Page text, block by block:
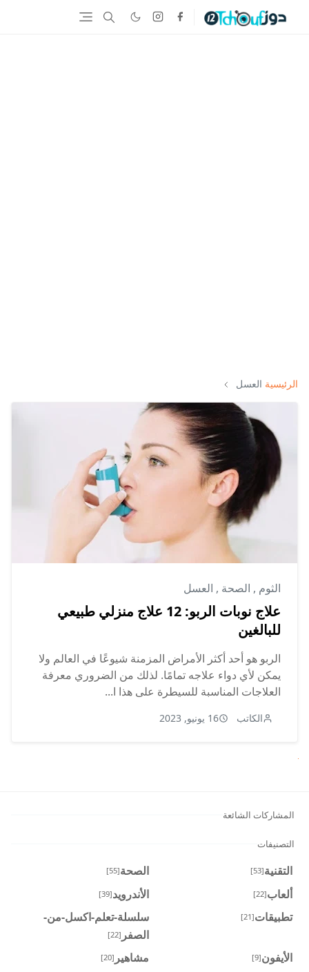
الرئيسية العسل
الثوم , الصحة , العسل
علاج نوبات الربو: 12 علاج منزلي طبيعي
للبالغين
الربو هو أحد أكثر الأمراض المزمنة شيوعًا في العالم ولا
يمكن لأي دواء علاجه تمامًا. لذلك من الضروري معرفة
العلاجات المناسبة للسيطرة على هذا ا...
الكاتب 16 يونيو, 2023
المشاركات الشائعة
التصنيفات
الصحة[55] التقنية[53]
الأندرويد[39] ألعاب[22]
سلسلة-تعلم-اكسل-من-
الصفر [22]
تطبيقات[21]
مشاهير [20] الأيفون[9]